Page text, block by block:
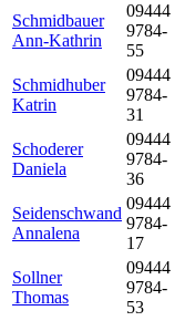
Schmidbauer
Ann-Kathrin
09444
9784-
55
Schmidhuber
Katrin
09444
9784-
31
Schoderer
Daniela
09444
9784-
36
Seidenschwand
Annalena
09444
9784-
17
Sollner
Thomas
09444
9784-
53